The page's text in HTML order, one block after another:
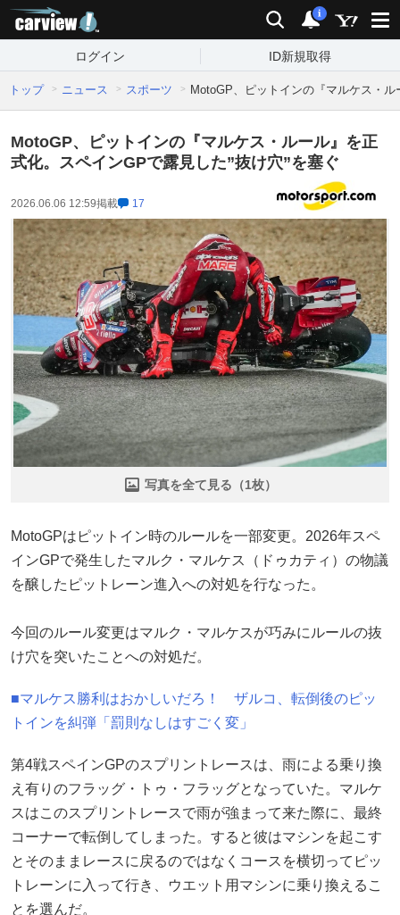
検索 通知
i
ログイン ID新規取得
トップ ニュース スポーツ MotoGP、ピットインの『マルケス・
MotoGP、ピットインの『マルケス・ルール』を正
式化。スペインGPで露見した”抜け穴”を塞ぐ
2026.06.06 12:59掲載 17
写真を全て見る（1枚）
MotoGPはピットイン時のルールを一部変更。2026年スペ
インGPで発生したマルク・マルケス（ドゥカティ）の物議
を醸したピットレーン進入への対処を行なった。
今回のルール変更はマルク・マルケスが巧みにルールの抜
け穴を突いたことへの対処だ。
■マルケス勝利はおかしいだろ！ ザルコ、転倒後のピッ
トインを糾弾「罰則なしはすごく変」
第4戦スペインGPのスプリントレースは、雨による乗り換
え有りのフラッグ・トゥ・フラッグとなっていた。マルケ
スはこのスプリントレースで雨が強まって来た際に、最終
コーナーで転倒してしまった。すると彼はマシンを起こす
とそのままレースに戻るのではなくコースを横切ってピッ
トレーンに入って行き、ウエット用マシンに乗り換えるこ
とを選んだ。